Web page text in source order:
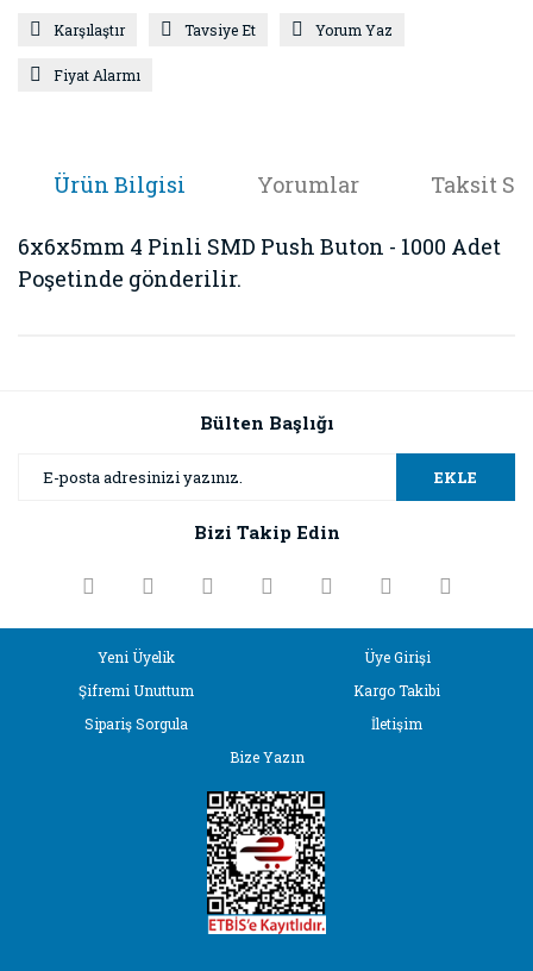
Karşılaştır Tavsiye Et Yorum Yaz
Fiyat Alarmı
Ürün Bilgisi Yorumlar Taksit
6x6x5mm 4 Pinli SMD Push Buton - 1000 Adet
Poşetinde gönderilir.
Görüş ve önerileriniz için teşekkür ederiz.
Ürün resmi kalitesiz, bozuk veya görüntülenemiyor.
Ürün bilgilerinde hatalar bulunuyor.
Gönder
Bülten Başlığı
EKLE
Bizi Takip Edin
Yeni Üyelik
Üye Girişi
Şifremi Unuttum
Kargo Takibi
Sipariş Sorgula
İletişim
Bize Yazın